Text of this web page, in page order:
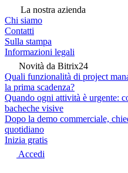
La nostra azienda
Chi siamo
Contatti
Sulla stampa
Informazioni legali
Novità da Bitrix24
Quali funzionalità di project
la prima scadenza?
Quando ogni attività è urgente:
bacheche visive
Dopo la demo commerciale,
quotidiano
Inizia gratis
Accedi